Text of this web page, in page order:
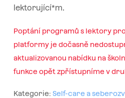
lektorující*m.
Poptání programů s lektory
platformy je dočasně
aktualizovanou nabídku na
funkce opět zpřístupníme v
Kategorie: Self-care a